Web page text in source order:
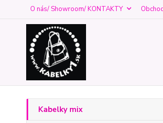
O nás/ Showroom/ KONTAKTY
Kabelky mix